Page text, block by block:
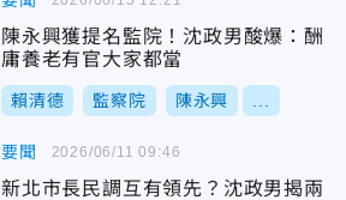
陳永興獲提名監院！沈政男酸爆：酬
庸養老有官大家都當
賴清德 監察院 陳永興
要聞
新北市長民調互有領先？沈政男揭兩
2026/06/11 09:46